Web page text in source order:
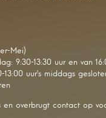
Mei)
9:30-13:30 uur en van
13:00 uur's middags
en overbrugt contact op